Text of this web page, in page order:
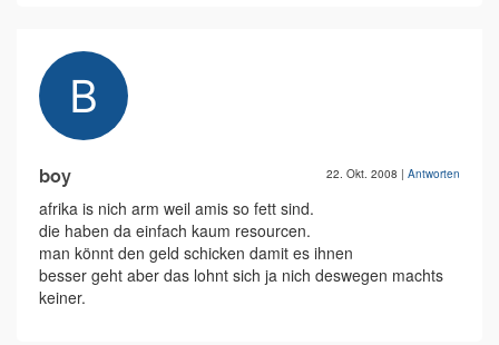
boy 22. Okt. 2008 | Antworten
afrika is nich arm weil amis so fett sind.
die haben da einfach kaum resourcen.
man könnt den geld schicken damit es ihnen
besser geht aber das lohnt sich ja nich deswegen machts
keiner.